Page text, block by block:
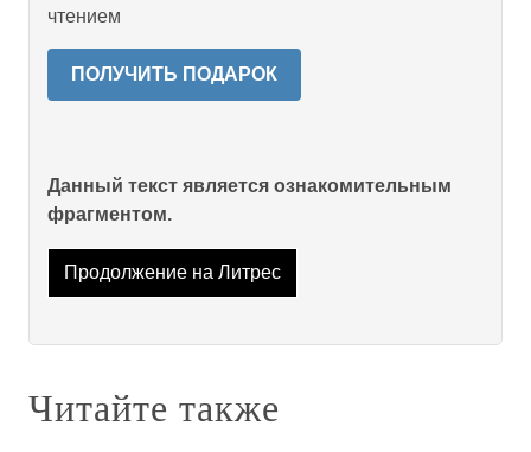
чтением
ПОЛУЧИТЬ ПОДАРОК
Данный текст является ознакомительным
фрагментом.
Продолжение на Литрес
Читайте также